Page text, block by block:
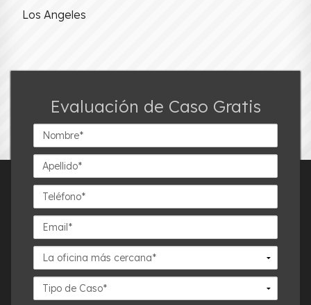
Los Angeles
Evaluación de Caso Gratis
Nombre*
Apellido*
Teléfono*
Email*
La
oficina
más
cercana*
Detalles
del